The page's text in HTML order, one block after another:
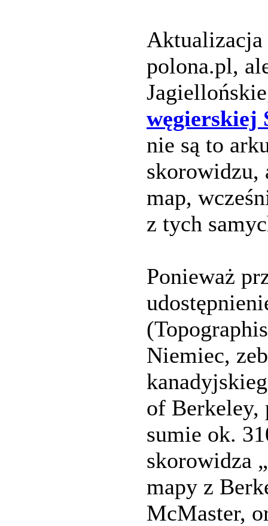
Aktualizacja
polona.pl,
węgierskiej
nie są to
skorowidzu,
map,
z tych
Ponieważ
Niemiec,
of Berkeley,
sumie ok.
skorowidza „
mapy z
McMaster,